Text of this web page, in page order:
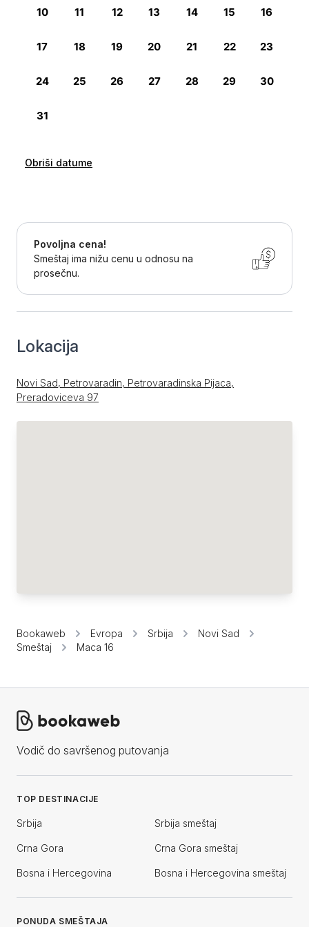
Obriši datume
Povoljna cena!
Smeštaj ima nižu cenu u odnosu na
prosečnu.
Lokacija
Novi Sad, Petrovaradin, Petrovaradinska Pijaca,
Preradoviceva 97
Bookaweb Evropa Srbija
Novi Sad
Smeštaj
Maca 16
Vodič do savršenog putovanja
TOP DESTINACIJE
Srbija Srbija smeštaj
Crna Gora Crna Gora smeštaj
Bosna i Hercegovina Bosna i Hercegovina smeštaj
PONUDA SMEŠTAJA